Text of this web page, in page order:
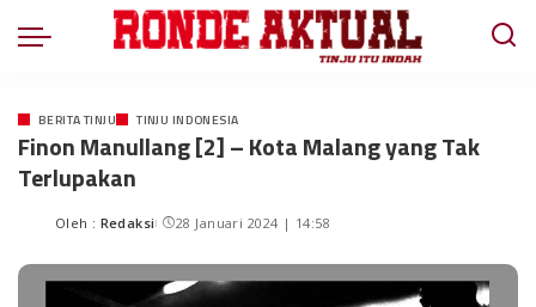
BERITA TINJU TINJU INDONESIA
Finon Manullang [2] – Kota Malang yang Tak
Terlupakan
Oleh : Redaksi 28 Januari 2024 | 14:58